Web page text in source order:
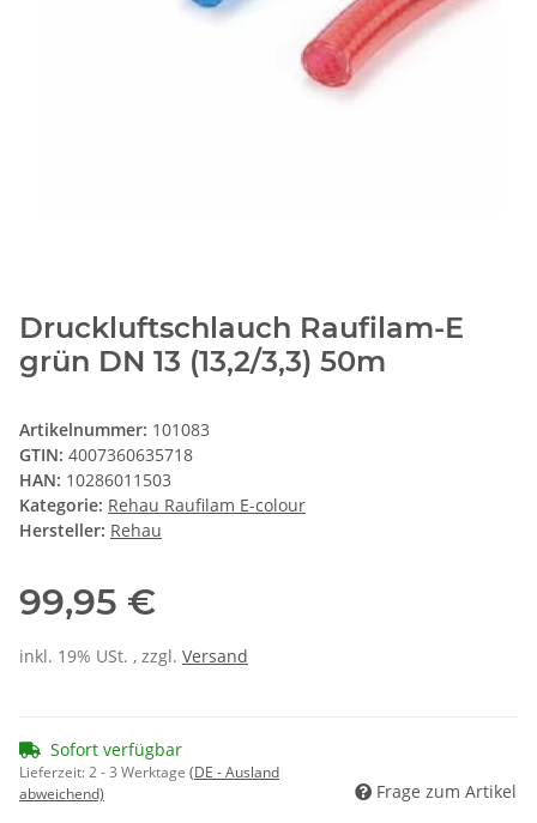
Druckluftschlauch Raufilam-E
grün DN 13 (13,2/3,3) 50m
Artikelnummer: 101083
GTIN: 4007360635718
HAN: 10286011503
Kategorie: Rehau Raufilam E-colour
Hersteller: Rehau
99,95 €
inkl. 19% USt. , zzgl. Versand
Sofort verfügbar
Lieferzeit:2 - 3 Werktage (DE - Ausland
abweichend)
Frage zum Artikel